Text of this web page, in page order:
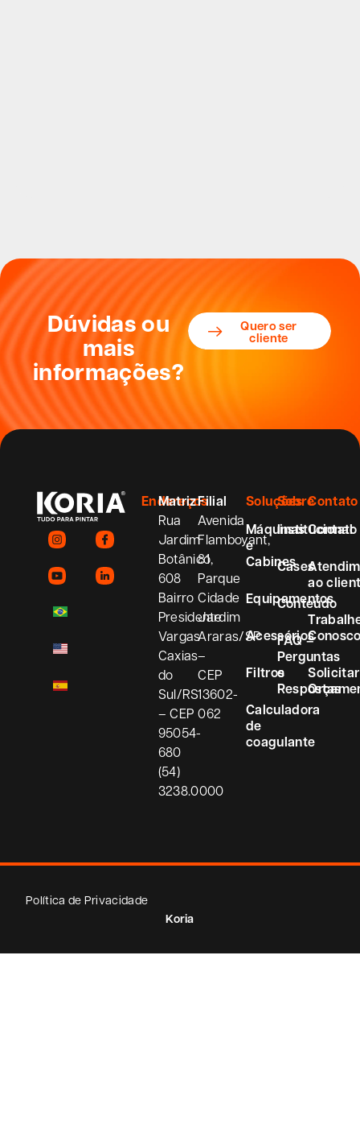
Dúvidas ou
mais
informações?
Quero ser
cliente
Endereços
Matriz
Rua
Jardim
Botânico,
608
Bairro
Presidente
Vargas
Caxias
do
Sul/RS
– CEP
95054-
680
(54)
3238.0000
Filial
Avenida
Flamboyant,
81
Parque
Cidade
Jardim
Araras/SP
–
CEP
13602-
062
Soluções
Máquinas
e
Cabines
Equipamentos
Acessórios
Filtros
Calculadora
de
coagulante
Sobre
Institucional
Cases
Conteúdo
FAQ –
Perguntas
e
Respostas
Contato
Contato
ao
Solicitar
Política de Privacidade
Koria